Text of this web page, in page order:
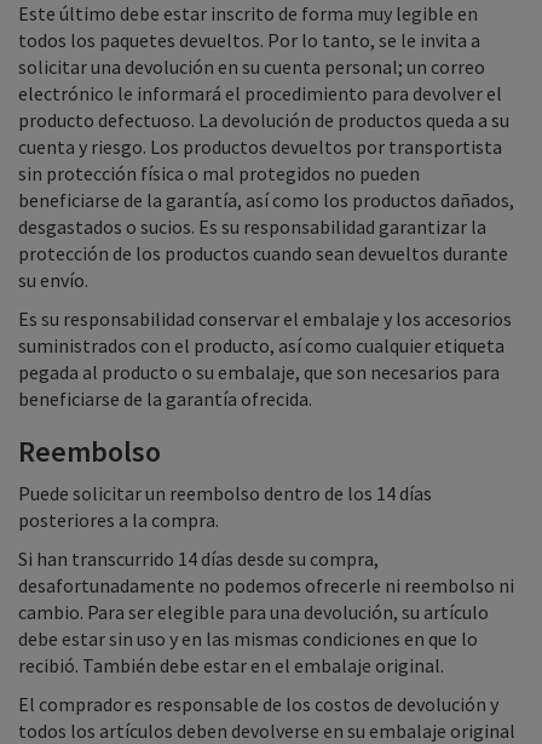
Este último debe estar inscrito de forma muy legible en
todos los paquetes devueltos. Por lo tanto, se le invita a
solicitar una devolución en su cuenta personal; un correo
electrónico le informará el procedimiento para devolver el
producto defectuoso. La devolución de productos queda a su
cuenta y riesgo. Los productos devueltos por transportista
sin protección física o mal protegidos no pueden
beneficiarse de la garantía, así como los productos dañados,
desgastados o sucios. Es su responsabilidad garantizar la
protección de los productos cuando sean devueltos durante
su envío.
Es su responsabilidad conservar el embalaje y los accesorios
suministrados con el producto, así como cualquier etiqueta
pegada al producto o su embalaje, que son necesarios para
beneficiarse de la garantía ofrecida.
Reembolso
Puede solicitar un reembolso dentro de los 14 días
posteriores a la compra.
Si han transcurrido 14 días desde su compra,
desafortunadamente no podemos ofrecerle ni reembolso ni
cambio. Para ser elegible para una devolución, su artículo
debe estar sin uso y en las mismas condiciones en que lo
recibió. También debe estar en el embalaje original.
El comprador es responsable de los costos de devolución y
todos los artículos deben devolverse en su embalaje original